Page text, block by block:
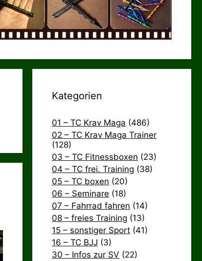
Kategorien
01 – TC Krav Maga (486)
02 – TC Krav Maga Trainer
(128)
03 – TC Fitnessboxen (23)
04 – TC frei. Training (38)
05 – TC boxen (20)
06 – Seminare (18)
07 – Fahrrad fahren (14)
08 – freies Training (13)
15 – sonstiger Sport (41)
16 – TC BJJ (3)
30 – Infos zur SV (22)